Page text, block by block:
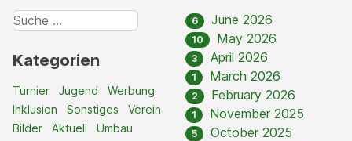
Kategorien
Turnier Jugend
Werbung
Inklusion
Sonstiges
Verein
Bilder
Aktuell Umbau
6 June 2026
10 May 2026
3 April 2026
1 March 2026
2 February 2026
1 November 2025
5 October 2025